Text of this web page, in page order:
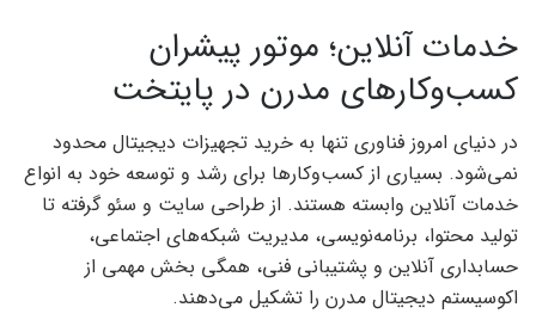
خدمات آنلاین؛ موتور پیشران
کسب‌وکارهای مدرن در پایتخت
در دنیای امروز فناوری تنها به خرید تجهیزات دیجیتال محدود
نمی‌شود. بسیاری از کسب‌وکارها برای رشد و توسعه خود به انواع
خدمات آنلاین وابسته هستند. از طراحی سایت و سئو گرفته تا
تولید محتوا، برنامه‌نویسی، مدیریت شبکه‌های اجتماعی،
حسابداری آنلاین و پشتیبانی فنی، همگی بخش مهمی از
اکوسیستم دیجیتال مدرن را تشکیل می‌دهند.